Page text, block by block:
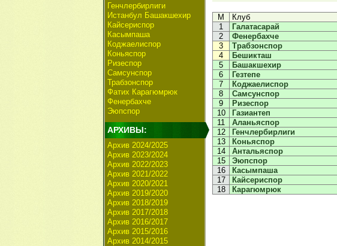
Генчлербирлиги
Истанбул Башакшехир
Кайсериспор
Касымпаша
Коджаелиспор
Коньяспор
Ризеспор
Самсунспор
Трабзонспор
Фатих Карагюмрюк
Фенербахче
Эюпспор
АРХИВЫ:
Архив 2024/2025
Архив 2023/2024
Архив 2022/2023
Архив 2021/2022
Архив 2020/2021
Архив 2019/2020
Архив 2018/2019
Архив 2017/2018
Архив 2016/2017
Архив 2015/2016
Архив 2014/2015
М Клуб
1
Галатасарай
2
Фенербахче
3
Трабзонспор
4
Бешикташ
5
Башакшехир
6
Гезтепе
7
Коджаелиспор
8
Самсунспор
9
Ризеспор
10
Газиантеп
11
Аланьяспор
12
Генчлербирлиги
13
Коньяспор
14
Антальяспор
15
Эюпспор
16
Касымпаша
17
Кайсериспор
18
Карагюмрюк